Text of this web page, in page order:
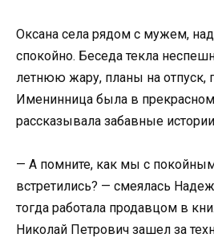
Оксана села рядом с мужем,
спокойно. Беседа текла
летнюю жару, планы на отпуск,
Именинница была в прекрасном
рассказывала забавные
— А помните, как мы с
встретились? — смеялась
тогда работала продавцом в
Николай Петрович зашел за